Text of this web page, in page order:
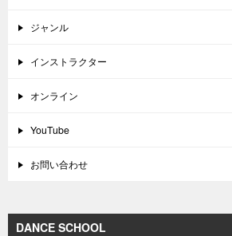
ジャンル
インストラクター
オンライン
YouTube
お問い合わせ
DANCE SCHOOL